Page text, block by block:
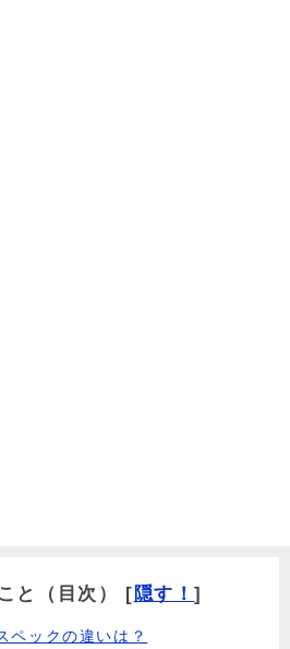
と（目次） [ 隠す！]
ックの違いは？